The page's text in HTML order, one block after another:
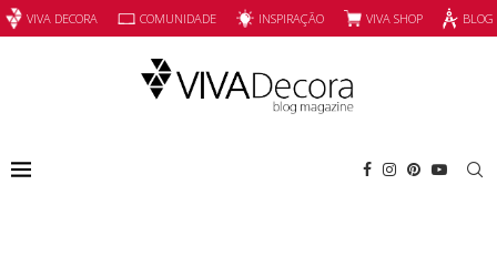
VIVA DECORA COMUNIDADE INSPIRAÇÃO VIVA SHOP